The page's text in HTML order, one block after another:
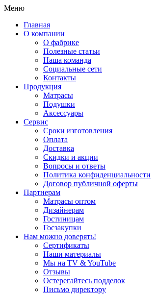
Меню
Главная
О компании
О фабрике
Полезные статьи
Наша команда
Социальные сети
Контакты
Продукция
Матрасы
Подушки
Аксессуары
Сервис
Сроки изготовления
Оплата
Доставка
Скидки и акции
Вопросы и ответы
Политика конфиденциальности
Договор публичной оферты
Партнерам
Матрасы оптом
Дизайнерам
Гостиницам
Госзакупки
Нам можно доверять!
Сертификаты
Наши материалы
Мы на TV & YouTube
Отзывы
Остерегайтесь подделок
Письмо директору